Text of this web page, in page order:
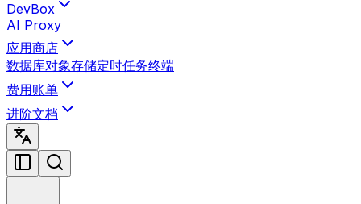
DevBox
AI Proxy
应用商店
数据库对象存储定时任务终端
费用账单
进阶文档